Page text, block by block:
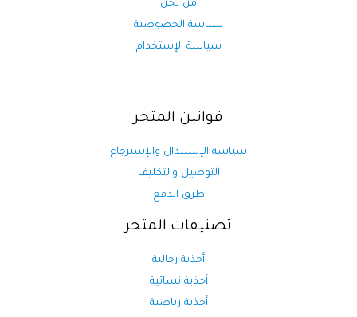
من نحن
سياسة الخصوصية
سياسة الإستخدام
قوانين المتجر
سياسة الإستبدال والإسترجاع
التوصيل والتكليف
طرق الدفع
تصنيفات المتجر
أحذية رجالية
أحذية نسائية
أحذية رياضية